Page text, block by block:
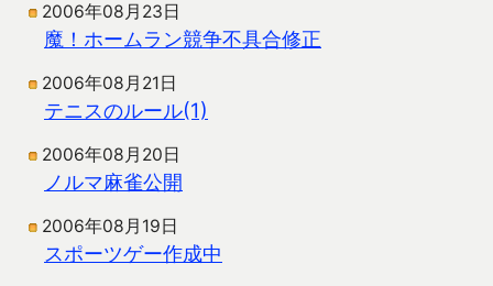
2006年08月23日
魔！ホームラン競争不具合修正
2006年08月21日
テニスのルール(1)
2006年08月20日
ノルマ麻雀公開
2006年08月19日
スポーツゲー作成中